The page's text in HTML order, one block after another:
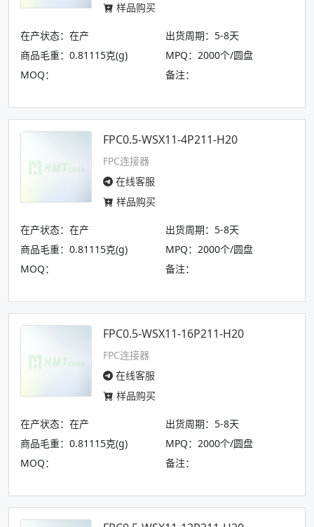
样品购买
在产状态：在产
出货周期：5-8天
商品毛重：0.81115克(g)
MPQ：2000个/圆盘
MOQ：
备注：
FPC0.5-WSX11-4P211-H20
FPC连接器
在线客服
样品购买
在产状态：在产
出货周期：5-8天
商品毛重：0.81115克(g)
MPQ：2000个/圆盘
MOQ：
备注：
FPC0.5-WSX11-16P211-H20
FPC连接器
在线客服
样品购买
在产状态：在产
出货周期：5-8天
商品毛重：0.81115克(g)
MPQ：2000个/圆盘
MOQ：
备注：